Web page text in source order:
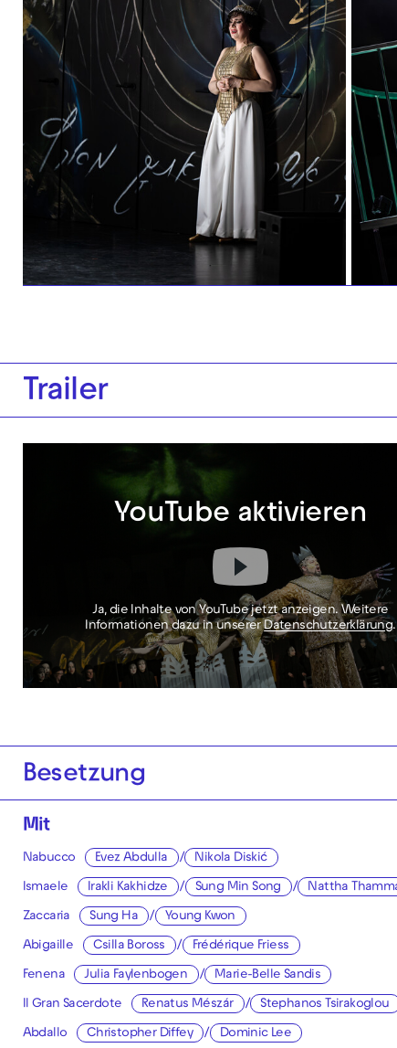
Trailer
YouTube aktivieren
Ja, die Inhalte von YouTube jetzt anzeigen. Weitere
Informationen dazu in unsererDatenschutzerklärung.
Besetzung
Mit
Nabucco Evez Abdulla / Nikola Diskić
Ismaele Irakli Kakhidze / Sung Min Song / Nattha
Zaccaria Sung Ha / Young Kwon
Abigaille Csilla Boross / Frédérique Friess
Fenena Julia Faylenbogen / Marie-Belle Sandis
Il Gran Sacerdote Renatus Mészár / Stephanos Tsirakoglou
Abdallo Christopher Diffey / Dominic Lee